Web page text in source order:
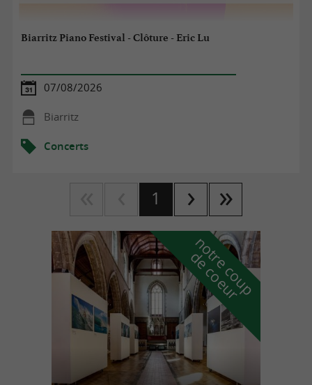
Biarritz Piano Festival - Clôture - Eric Lu
07/08/2026
Biarritz
Concerts
1
n
o
t
r
e
c
o
u
p
d
e
c
o
e
u
r